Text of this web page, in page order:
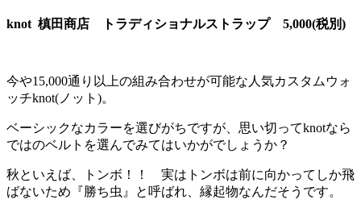
knot 槙田商店 トラディショナルストラップ 5,000(税別)
今や15,000通り以上の組み合わせが可能な人気カスタムウォ
ッチknot(ノット)。
ベーシックなカラーを選びがちですが、思い切ってknotなら
ではのベルトを選んでみてはいかがでしょうか？
秋といえば、トンボ！！ 実はトンボは前に向かってしか飛
ばないため『勝ち虫』と呼ばれ、縁起物なんだそうです。